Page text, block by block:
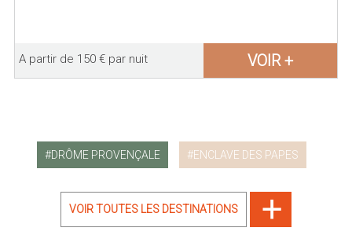
A partir de 150 € par nuit VOIR +
DRÔME PROVENÇALE ENCLAVE DES PAPES
VOIR TOUTES LES DESTINATIONS